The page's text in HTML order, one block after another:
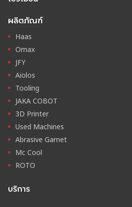
ผลิตภัณฑ์
Haas
Omax
JFY
Aiolos
Tooling
JAKA COBOT
3D Printer
Used Machines
Abrasive Garnet
Mc Cool
ROTO
บริการ